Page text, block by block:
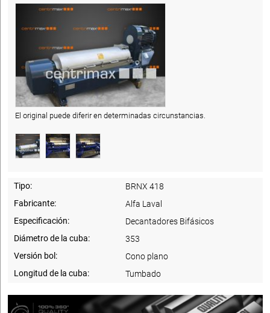
El original puede diferir en determinadas circunstancias.
Tipo:
BRNX 418
Fabricante:
Alfa Laval
Especificación:
Decantadores Bifásicos
Diámetro de la cuba:
353
Versión bol:
Cono plano
Longitud de la cuba:
Tumbado